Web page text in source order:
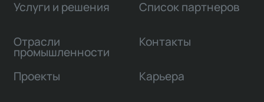
Услуги и решения
Отрасли
промышленности
Проекты
Список партнеров
Контакты
Карьера